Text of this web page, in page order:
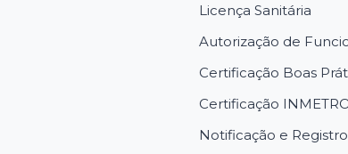
Licença Sanitária
Autorização de
Certificação Boas
Certificação
Notificação e